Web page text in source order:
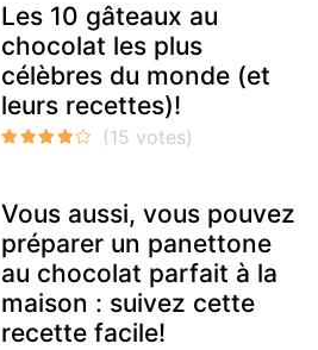
Les 10 gâteaux au
chocolat les plus
célèbres du monde (et
leurs recettes)!
Vous aussi, vous pouvez
préparer un panettone
au chocolat parfait à la
maison : suivez cette
recette facile!